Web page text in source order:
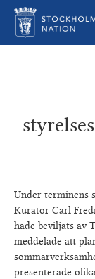
Under terminens
Kurator Carl
hade beviljats av
meddelade att
presenterade